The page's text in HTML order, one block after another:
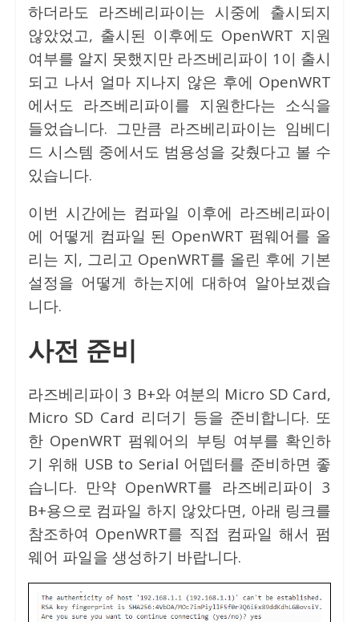
하더라도 라즈베리파이는 시중에 출시되지
않았었고, 출시된 이후에도 OpenWRT 지원
여부를 알지 못했지만 라즈베리파이 1이 출시
되고 나서 얼마 지나지 않은 후에 OpenWRT
에서도 라즈베리파이를 지원한다는 소식을
들었습니다. 그만큼 라즈베리파이는 임베디
드 시스템 중에서도 범용성을 갖췄다고 볼 수
있습니다.
이번 시간에는 컴파일 이후에 라즈베리파이
에 어떻게 컴파일 된 OpenWRT 펌웨어를 올
리는 지, 그리고 OpenWRT를 올린 후에 기본
설정을 어떻게 하는지에 대하여 알아보겠습
니다.
사전 준비
라즈베리파이 3 B+와 여분의 Micro SD Card,
Micro SD Card 리더기 등을 준비합니다. 또
한 OpenWRT 펌웨어의 부팅 여부를 확인하
기 위해 USB to Serial 어뎁터를 준비하면 좋
습니다. 만약 OpenWRT를 라즈베리파이 3
B+용으로 컴파일 하지 않았다면, 아래 링크를
참조하여 OpenWRT를 직접 컴파일 해서 펌
웨어 파일을 생성하기 바랍니다.